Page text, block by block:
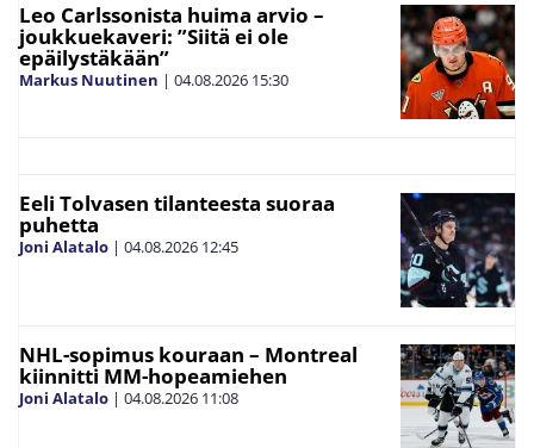
Leo Carlssonista huima arvio –
joukkuekaveri: ”Siitä ei ole
epäilystäkään”
Markus Nuutinen | 04.08.2026 15:30
Eeli Tolvasen tilanteesta suoraa
puhetta
Joni Alatalo | 04.08.2026 12:45
NHL-sopimus kouraan – Montreal
kiinnitti MM-hopeamiehen
Joni Alatalo | 04.08.2026 11:08